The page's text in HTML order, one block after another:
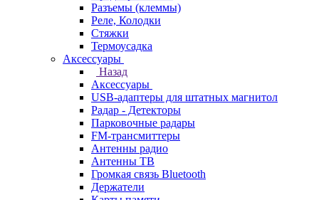
Разъемы (клеммы)
Реле, Колодки
Стяжки
Термоусадка
Аксессуары
Назад
Аксессуары
USB-адаптеры для штатных магнитол
Радар - Детекторы
Парковочные радары
FM-трансмиттеры
Антенны радио
Антенны ТВ
Громкая связь Bluetooth
Держатели